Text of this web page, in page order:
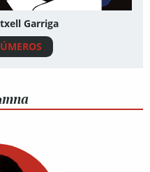
Garriga